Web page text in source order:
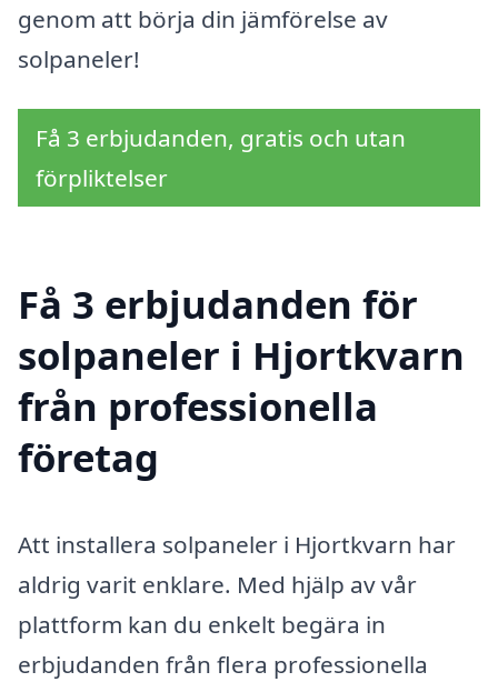
genom att börja din jämförelse av
solpaneler!
Få 3 erbjudanden, gratis och utan
förpliktelser
Få 3 erbjudanden för
solpaneler i Hjortkvarn
från professionella
företag
Att installera solpaneler i Hjortkvarn har
aldrig varit enklare. Med hjälp av vår
plattform kan du enkelt begära in
erbjudanden från flera professionella